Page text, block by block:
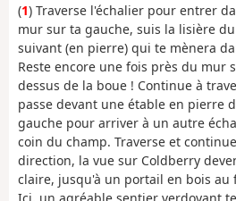
(1) Traverse l'échalier pour entrer
mur sur ta gauche, suis la lisière
suivant (en pierre) qui te mènera
Reste encore une fois près du mur
dessus de la boue ! Continue à
passe devant une étable en pierre
gauche pour arriver à un autre
coin du champ. Traverse et
direction, la vue sur Coldberry
claire, jusqu'à un portail en bois au